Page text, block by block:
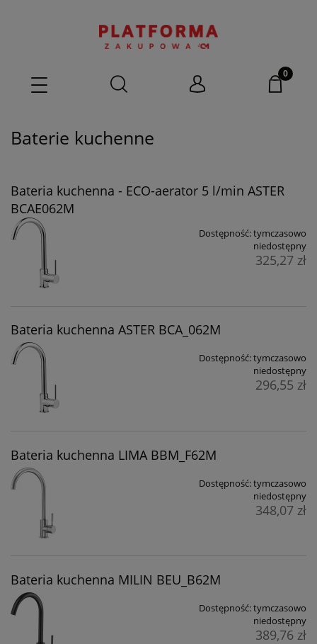
Baterie kuchenne
Bateria kuchenna - ECO-aerator 5 l/min ASTER
BCAE062M
Dostępność:tymczasowo
niedostępny
325,27 zł
Bateria kuchenna ASTER BCA_062M
Dostępność:tymczasowo
niedostępny
296,55 zł
Bateria kuchenna LIMA BBM_F62M
Dostępność:tymczasowo
niedostępny
348,07 zł
Bateria kuchenna MILIN BEU_B62M
Dostępność:tymczasowo
niedostępny
389,76 zł